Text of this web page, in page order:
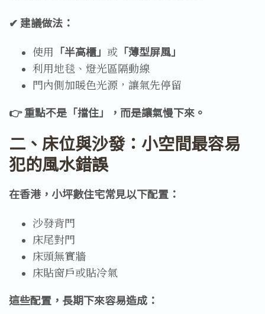
✔ 建議做法：
使用 「半高櫃」 或 「薄型屏風」
利用地毯、燈光區隔動線
門內側加暖色光源，讓氣先停留
👉 重點不是「擋住」，而是讓氣慢下來。
二、床位與沙發：小空間最容易
犯的風水錯誤
在香港，小坪數住宅常見以下配置：
沙發背門
床尾對門
床頭無實牆
床貼窗戶或貼冷氣
這些配置，長期下來容易造成：